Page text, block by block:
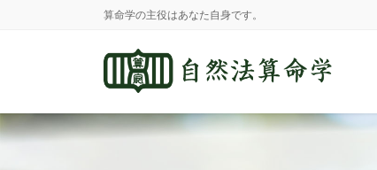
に
移
ョ
ン
算命学の主役はあなた自身です。